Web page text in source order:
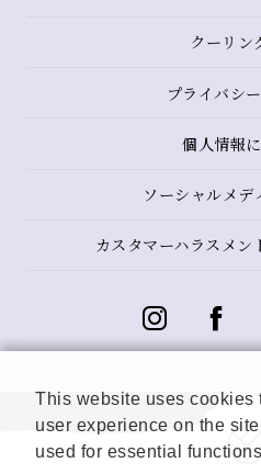
クーリン
プライバシ
個人情報
ソーシャルメデ
カスタマーハラスメン
This website uses cookies
user experience on the
used for essential